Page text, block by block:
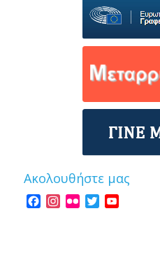
Ακολουθήστε μας
Facebook
Instagram
FlickrTwitterYouTube